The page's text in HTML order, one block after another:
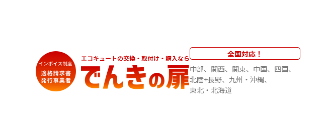
全国対応！
中部
関西 関東 中国
四国
北陸+長野
九州・沖縄
東北・北海道